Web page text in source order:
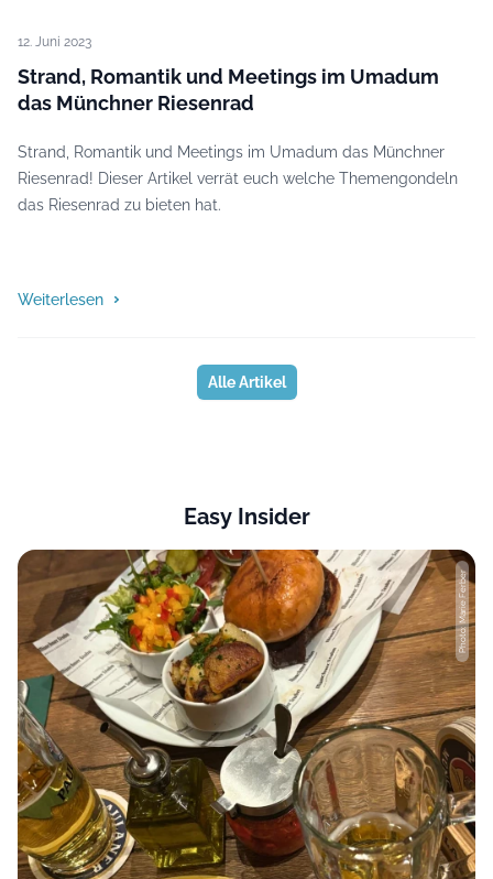
12. Juni 2023
Strand, Romantik und Meetings im Umadum
das Münchner Riesenrad
Strand, Romantik und Meetings im Umadum das Münchner
Riesenrad! Dieser Artikel verrät euch welche Themengondeln
das Riesenrad zu bieten hat.
Weiterlesen
Alle Artikel
Easy Insider
Photo: Marie Ferber